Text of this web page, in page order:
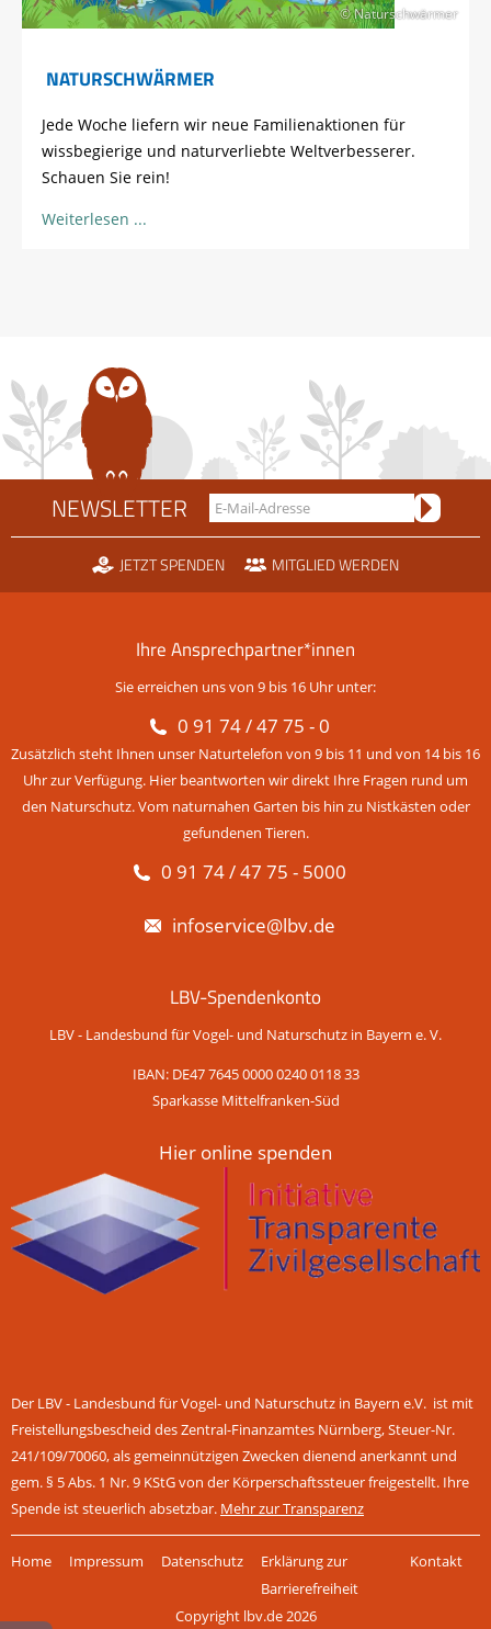
© Naturschwärmer
NATURSCHWÄRMER
Jede Woche liefern wir neue Familienaktionen für
wissbegierige und naturverliebte Weltverbesserer.
Schauen Sie rein!
Weiterlesen
NEWSLETTER
JETZT SPENDEN MITGLIED WERDEN
Ihre Ansprechpartner*innen
Sie erreichen uns von 9 bis 16 Uhr unter:
0 91 74 / 47 75 - 0
Zusätzlich steht Ihnen unser Naturtelefon von 9 bis 11 und von 14 bis 16
Uhr zur Verfügung. Hier beantworten wir direkt Ihre Fragen rund um
den Naturschutz. Vom naturnahen Garten bis hin zu Nistkästen oder
gefundenen Tieren.
0 91 74 / 47 75 - 5000
infoservice@lbv.de
LBV-Spendenkonto
LBV - Landesbund für Vogel- und Naturschutz in Bayern e. V.
IBAN: DE47 7645 0000 0240 0118 33
Sparkasse Mittelfranken-Süd
Hier online spenden
Der LBV - Landesbund für Vogel- und Naturschutz in Bayern e.V. ist mit
Freistellungsbescheid des Zentral-Finanzamtes Nürnberg, Steuer-Nr.
241/109/70060, als gemeinnützigen Zwecken dienend anerkannt und
gem. § 5 Abs. 1 Nr. 9 KStG von der Körperschaftssteuer freigestellt. Ihre
Spende ist steuerlich absetzbar. Mehr zur Transparenz
überspringen
Home Impressum Datenschutz
Erklärung zur
Barrierefreiheit
Kontakt
Copyright lbv.de 2026